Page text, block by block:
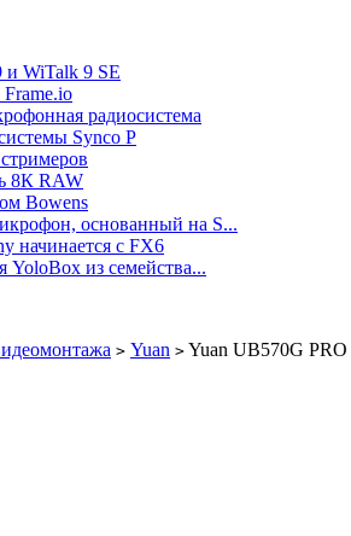
и WiTalk 9 SE
радиосистема
Synco P
8К RAW
Bowens
основанный на S...
начинается с FX6
YoloBox из семейства...
> Yuan > Yuan UB570G